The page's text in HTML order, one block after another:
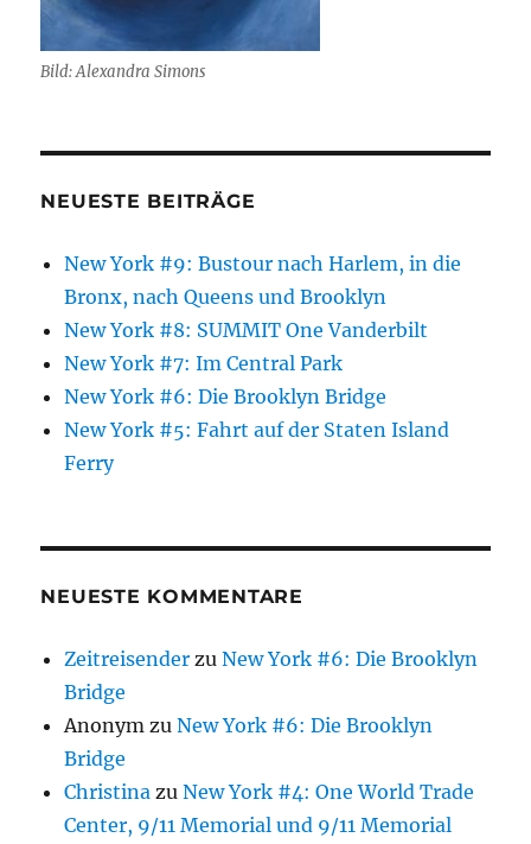
Bild: Alexandra Simons
NEUESTE BEITRÄGE
New York #9: Bustour nach Harlem, in die
Bronx, nach Queens und Brooklyn
New York #8: SUMMIT One Vanderbilt
New York #7: Im Central Park
New York #6: Die Brooklyn Bridge
New York #5: Fahrt auf der Staten Island
Ferry
NEUESTE KOMMENTARE
Zeitreisender zuNew York #6: Die Brooklyn
Bridge
Anonym zuNew York #6: Die Brooklyn
Bridge
Christina zuNew York #4: One World Trade
Center, 9/11 Memorial und 9/11 Memorial